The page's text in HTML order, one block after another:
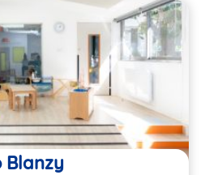
Blanzy